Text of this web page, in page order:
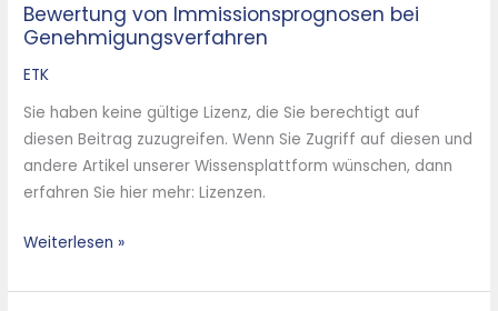
Bewertung von Immissionsprognosen bei
Genehmigungsverfahren
ETK
Sie haben keine gültige Lizenz, die Sie berechtigt auf
diesen Beitrag zuzugreifen. Wenn Sie Zugriff auf diesen und
andere Artikel unserer Wissensplattform wünschen, dann
erfahren Sie hier mehr: Lizenzen.
Bewertung
von
Immissionsprognosen
Genehmigungsverfahren
Weiterlesen »